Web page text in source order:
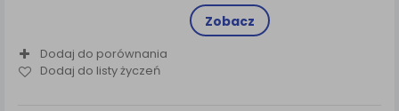
Zobacz
Dodaj do porównania
Dodaj do listy życzeń
Klauzula Informacyjna (rozwiń)
Lista Zaufanych Partnerów (rozwiń)